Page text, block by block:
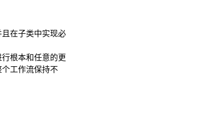
在子类中实现必
根本和任意的更
工作流保持不